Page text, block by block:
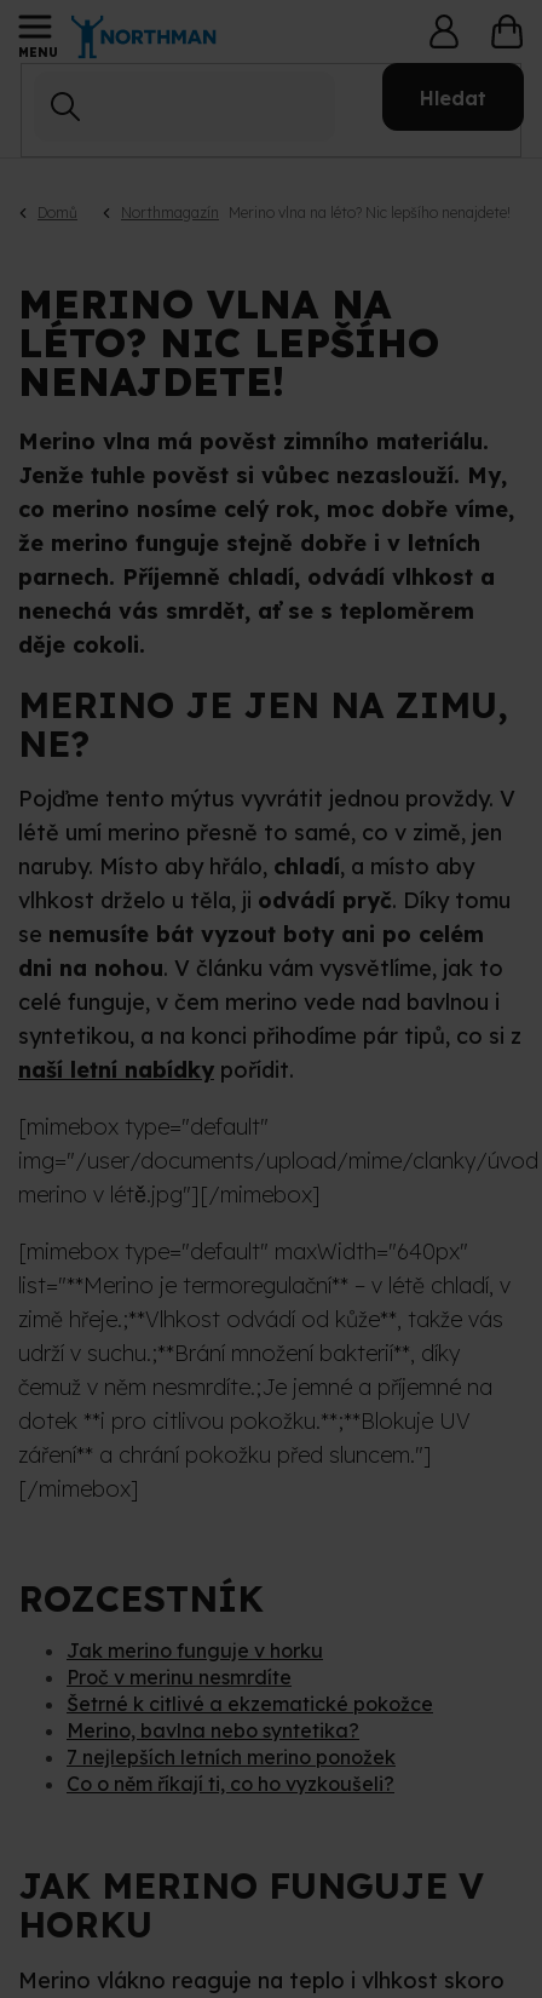
Přejít
na
Hledat
Domů Northmagazín Merino vlna na léto? Nic lepšího nenajdete!
MERINO VLNA NA
LÉTO? NIC LEPŠÍHO
NENAJDETE!
Merino vlna má pověst zimního materiálu.
Jenže tuhle pověst si vůbec nezaslouží. My,
co merino nosíme celý rok, moc dobře víme,
že merino funguje stejně dobře i v letních
parnech. Příjemně chladí, odvádí vlhkost a
nenechá vás smrdět, ať se s teploměrem
děje cokoli.
MERINO JE JEN NA ZIMU,
NE?
Pojďme tento mýtus vyvrátit jednou provždy. V
létě umí merino přesně to samé, co v zimě, jen
naruby. Místo aby hřálo, chladí, a místo aby
vlhkost drželo u těla, ji odvádí pryč. Díky tomu
se nemusíte bát vyzout boty ani po celém
dni na nohou. V článku vám vysvětlíme, jak to
celé funguje, v čem merino vede nad bavlnou i
syntetikou, a na konci přihodíme pár tipů, co si z
naší letní nabídky pořídit.
[mimebox type="default"
img="/user/documents/upload/mime/clanky/úvod
merino v létě.jpg"][/mimebox]
[mimebox type="default" maxWidth="640px"
list="**Merino je termoregulační** – v létě chladí, v
zimě hřeje.;**Vlhkost odvádí od kůže**, takže vás
udrží v suchu.;**Brání množení bakterií**, díky
čemuž v něm nesmrdíte.;Je jemné a příjemné na
dotek **i pro citlivou pokožku.**;**Blokuje UV
záření** a chrání pokožku před sluncem."]
[/mimebox]
ROZCESTNÍK
Jak merino funguje v horku
Proč v merinu nesmrdíte
Šetrné k citlivé a ekzematické pokožce
Merino, bavlna nebo syntetika?
7 nejlepších letních merino ponožek
Co o něm říkají ti, co ho vyzkoušeli?
JAK MERINO FUNGUJE V
HORKU
Merino vlákno reaguje na teplo i vlhkost skoro